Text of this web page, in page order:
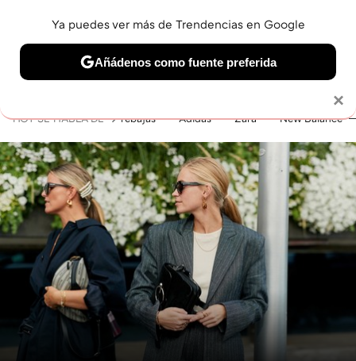
BELLEZA SHOPPING VIAJES GASTRO SNEAKERS
HOY SE HABLA DE rebajas Adidas Zara New Balance
×
Ya puedes ver más de Trendencias en Google
Añádenos como fuente preferida